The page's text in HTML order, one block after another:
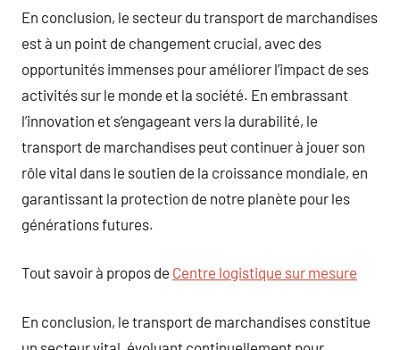
En conclusion, le secteur du transport de marchandises
est à un point de changement crucial, avec des
opportunités immenses pour améliorer l’impact de ses
activités sur le monde et la société. En embrassant
l’innovation et s’engageant vers la durabilité, le
transport de marchandises peut continuer à jouer son
rôle vital dans le soutien de la croissance mondiale, en
garantissant la protection de notre planète pour les
générations futures.
Tout savoir à propos de Centre logistique sur mesure
En conclusion, le transport de marchandises constitue